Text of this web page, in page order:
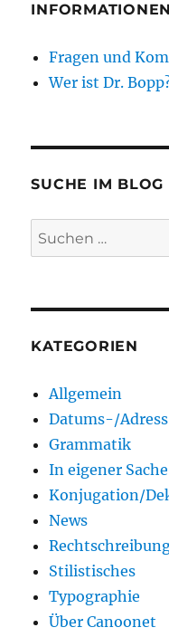
INFORMATIONEN
Fragen und
Wer ist Dr.
SUCHE IM BLOG
Suchen
nach:
KATEGORIEN
Allgemein
Datums-/
Grammatik
In eigener Sache
Konjugation/
News
Stilistisches
Typographie
Über Canoonet